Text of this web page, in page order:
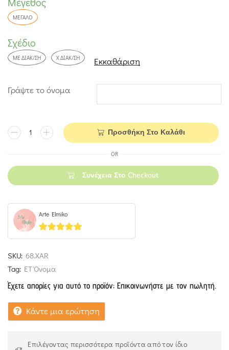
ΜΕΓΆΛΟ
Σχέδιο
ΜΕ ΔΙΑΚ/ΣΗ Χ ΔΙΑΚ/ΣΗ Εκκαθάριση
Γράψτε το όνομα
Προσθήκη Στο Καλάθι
OR
Συνέχεια Στο Checkout
Arte Elmiko
5out of 5
SKU: 68.XAR
Tag: ΕΤ Όνομα
Έχετε απορίες για αυτό το προϊόν; Επικοινωνήστε με τον πωλητή.
Κάντε μια ερώτηση
Επιλέγοντας περισσότερα προϊόντα από τον ίδιο